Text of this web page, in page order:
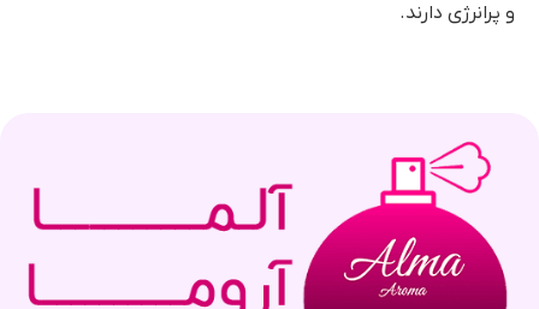
و پرانرژی دارند.